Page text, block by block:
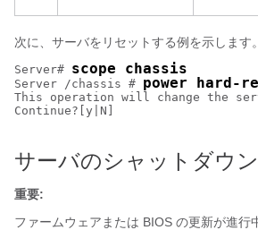
次に、サーバをリセットする例を示します。
Server# scope chassis
Server /chassis # power hard-
This operation will change the
Continue?[y|N]
サーバのシャットダウン
重要:
ファームウェアまたは BIOS の更新が進行